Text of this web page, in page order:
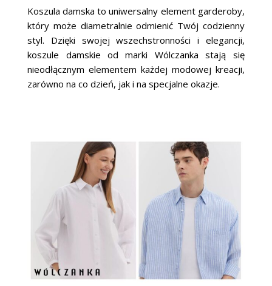
Koszula damska to uniwersalny element garderoby,
który może diametralnie odmienić Twój codzienny
styl. Dzięki swojej wszechstronności i elegancji,
koszule damskie od marki Wólczanka stają się
nieodłącznym elementem każdej modowej kreacji,
zarówno na co dzień, jak i na specjalne okazje.